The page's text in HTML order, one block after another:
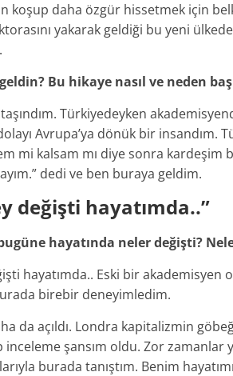
koşup daha özgür hissetmek için
yakarak geldiği bu yeni
Bu hikaye nasıl ve neden
taşındım. Türkiyedeyken
Avrupa’ya dönük bir insandım.
mi kalsam mı diye sonra
dedi ve ben buraya geldim.
değişti hayatımda..”
hayatında neler değişti?
hayatımda.. Eski bir akademisyen
birebir deneyimledim.
da açıldı. Londra kapitalizmin
inceleme şansım oldu. Zor zamanlar
burada tanıştım. Benim